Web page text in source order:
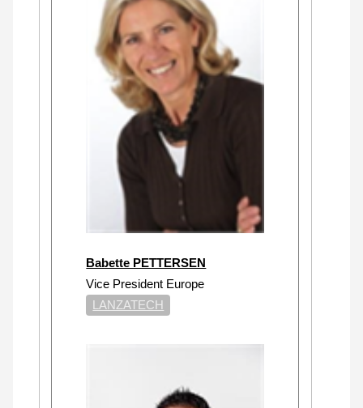
Babette PETTERSEN
Vice President Europe
LANZATECH